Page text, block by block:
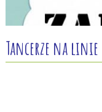
Tancerze na linie